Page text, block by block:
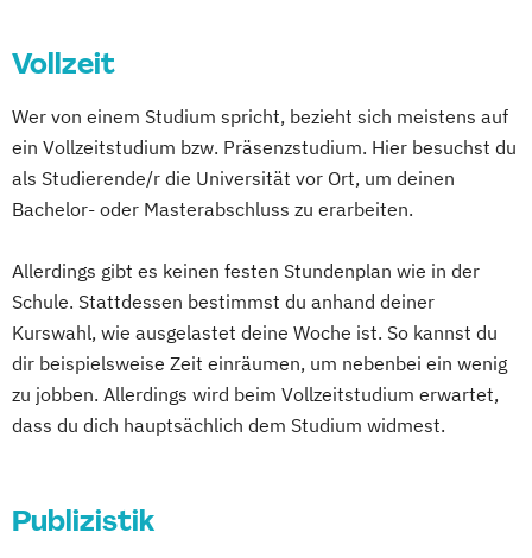
Vollzeit
Wer von einem Studium spricht, bezieht sich meistens auf
ein Vollzeitstudium bzw. Präsenzstudium. Hier besuchst du
als Studierende/r die Universität vor Ort, um deinen
Bachelor- oder Masterabschluss zu erarbeiten.
Allerdings gibt es keinen festen Stundenplan wie in der
Schule. Stattdessen bestimmst du anhand deiner
Kurswahl, wie ausgelastet deine Woche ist. So kannst du
dir beispielsweise Zeit einräumen, um nebenbei ein wenig
zu jobben. Allerdings wird beim Vollzeitstudium erwartet,
dass du dich hauptsächlich dem Studium widmest.
Publizistik